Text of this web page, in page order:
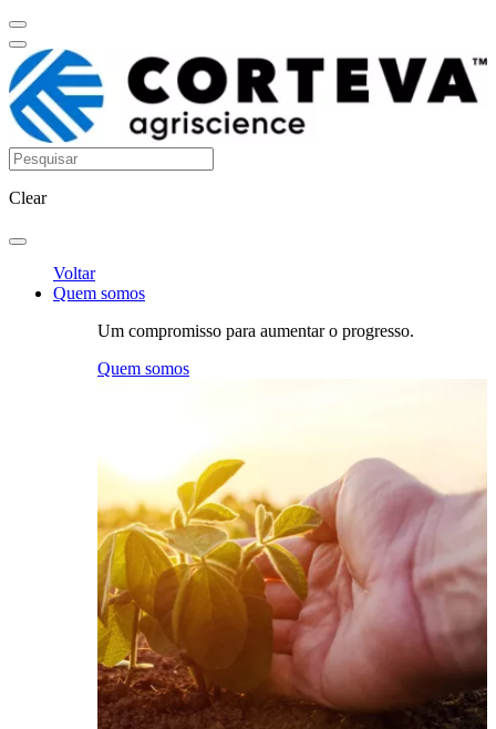
Clear
Voltar
Quem somos
Um compromisso para aumentar o progresso.
Quem somos